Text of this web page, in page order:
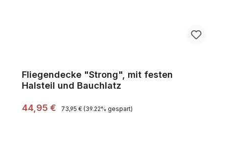
Fliegendecke "Strong", mit festen
Halsteil und Bauchlatz
Verkaufspreis:
44,95 € Regulärer Preis:
73,95 € (39.22% gespart)